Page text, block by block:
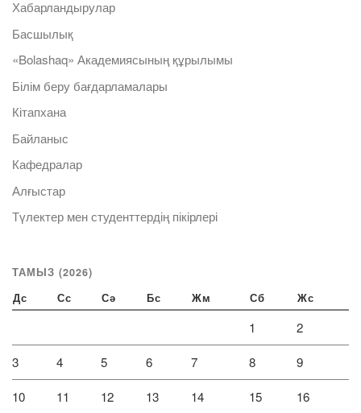
Хабарландырулар
Басшылық
«Bolashaq» Академиясының құрылымы
Білім беру бағдарламалары
Кітапхана
Байланыс
Кафедралар
Алғыстар
Түлектер мен студенттердің пікірлері
ТАМЫЗ (2026)
Дс Сс Сә Бс Жм Сб Жс
1 2
3 4 5 6 7 8 9
10 11 12 13 14 15 16